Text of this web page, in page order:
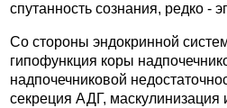
спутанность сознания, редко -
Со стороны эндокринной
гипофункция коры
надпочечниковой
секреция АДГ, маскулинизация